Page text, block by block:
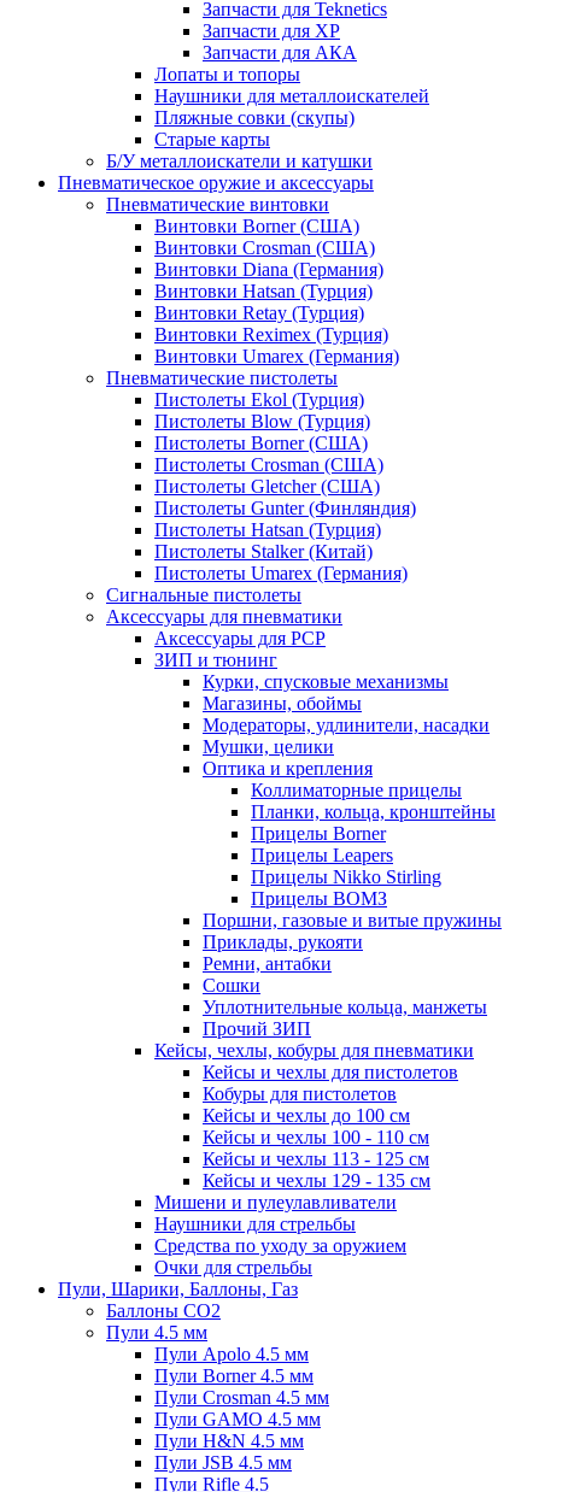
Запчасти для Teknetics
Запчасти для XP
Запчасти для АКА
Лопаты и топоры
Наушники для металлоискателей
Пляжные совки (скупы)
Старые карты
Б/У металлоискатели и катушки
Пневматическое оружие и аксессуары
Пневматические винтовки
Винтовки Borner (США)
Винтовки Crosman (США)
Винтовки Diana (Германия)
Винтовки Hatsan (Турция)
Винтовки Retay (Турция)
Винтовки Reximex (Турция)
Винтовки Umarex (Германия)
Пневматические пистолеты
Пистолеты Ekol (Турция)
Пистолеты Blow (Турция)
Пистолеты Borner (США)
Пистолеты Crosman (США)
Пистолеты Gletcher (США)
Пистолеты Gunter (Финляндия)
Пистолеты Hatsan (Турция)
Пистолеты Stalker (Китай)
Пистолеты Umarex (Германия)
Сигнальные пистолеты
Аксессуары для пневматики
Аксессуары для PCP
ЗИП и тюнинг
Курки, спусковые механизмы
Магазины, обоймы
Модераторы, удлинители, насадки
Мушки, целики
Оптика и крепления
Коллиматорные прицелы
Планки, кольца, кронштейны
Прицелы Borner
Прицелы Leapers
Прицелы Nikko Stirling
Прицелы ВОМЗ
Поршни, газовые и витые пружины
Приклады, рукояти
Ремни, антабки
Сошки
Уплотнительные кольца, манжеты
Прочий ЗИП
Кейсы, чехлы, кобуры для пневматики
Кейсы и чехлы для пистолетов
Кобуры для пистолетов
Кейсы и чехлы до 100 см
Кейсы и чехлы 100 - 110 см
Кейсы и чехлы 113 - 125 см
Кейсы и чехлы 129 - 135 см
Мишени и пулеулавливатели
Наушники для стрельбы
Средства по уходу за оружием
Очки для стрельбы
Пули, Шарики, Баллоны, Газ
Баллоны CO2
Пули 4.5 мм
Пули Apolo 4.5 мм
Пули Borner 4.5 мм
Пули Crosman 4.5 мм
Пули GAMO 4.5 мм
Пули H&N 4.5 мм
Пули JSB 4.5 мм
Пули Rifle 4.5